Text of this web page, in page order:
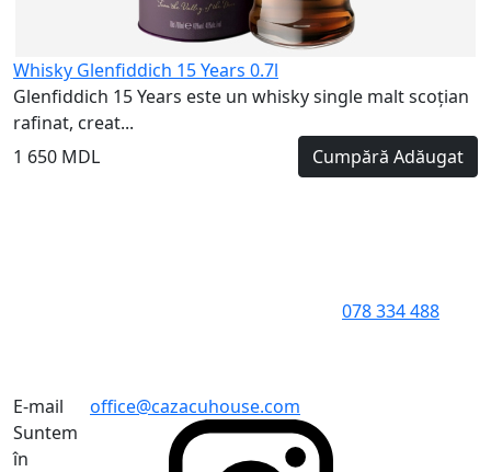
Whisky Glenfiddich 15 Years 0.7l
Glenfiddich 15 Years este un whisky single malt scoțian
rafinat, creat...
1 650 MDL
Cumpără Adăugat
078 334 488
E-mail
office@cazacuhouse.com
Suntem
în